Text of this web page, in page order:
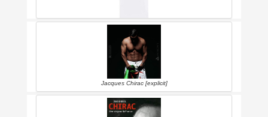
Tshirt Corner - Jacques Chirac - Un Chef C'est Fait Pour Cheffer - T-
shirt Homme - Coton Bio - Idéal Comme Idée De Cadeau - Noël -
Fun - Citation - Phrase Culte - Humour - Drôle - Taille Xl
Jacques Chirac [explicit]